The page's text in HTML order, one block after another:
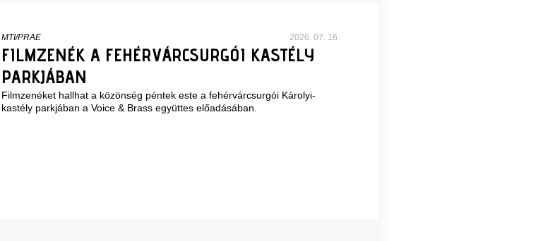
MTI/PRAE 2026. 07. 16.
FILMZENÉK A FEHÉRVÁRCSURGÓI KASTÉLY
PARKJÁBAN
Filmzenéket hallhat a közönség péntek este a fehérvárcsurgói Károlyi-
kastély parkjában a Voice & Brass együttes előadásában.